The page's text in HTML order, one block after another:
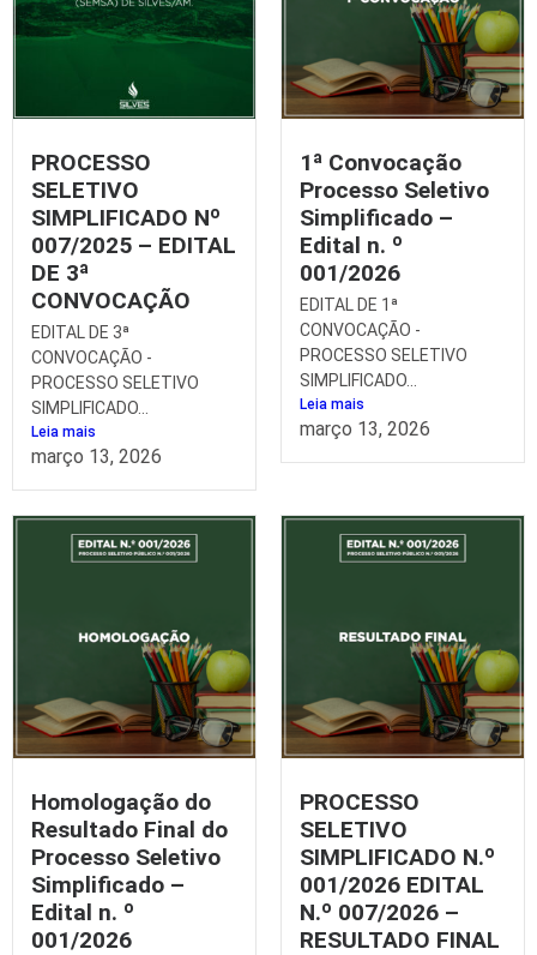
PROCESSO
SELETIVO
SIMPLIFICADO Nº
007/2025 – EDITAL
DE 3ª
CONVOCAÇÃO
EDITAL DE 3ª
CONVOCAÇÃO -
PROCESSO SELETIVO
SIMPLIFICADO...
Leia mais
março 13, 2026
1ª Convocação
Processo Seletivo
Simplificado –
Edital n. º
001/2026
EDITAL DE 1ª
CONVOCAÇÃO -
PROCESSO SELETIVO
SIMPLIFICADO...
Leia mais
março 13, 2026
Homologação do
Resultado Final do
Processo Seletivo
Simplificado –
Edital n. º
001/2026
PROCESSO
SELETIVO
SIMPLIFICADO N.º
001/2026 EDITAL
N.º 007/2026 –
RESULTADO FINAL